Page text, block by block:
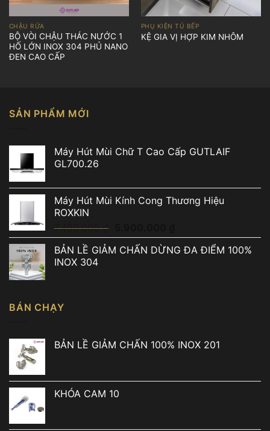
CHẬU RỬA
BỘ VÒI CHẬU THÁC NƯỚC 1
HỐ LỚN INOX 304 PHỦ NANO
ĐEN CAO CẤP
PHỤ KIỆN TỦ BẾP
KỆ GIA VỊ HỢP KIM NHÔM
SẢN PHẨM MỚI
Máy Hút Mùi Chữ T Cao Cấp GUTLAIF
GL700.26
Máy Hút Mùi Kính Cong Thương Hiệu
ROXKIN
7.490.000₫
gốc
là:
hiện
tại
BẢN LỀ GIẢM CHẤN DỪNG ĐA ĐIỂM 100%
INOX 304
BÁN CHẠY
BẢN LỀ GIẢM CHẤN 100% INOX 201
KHÓA CAM 10